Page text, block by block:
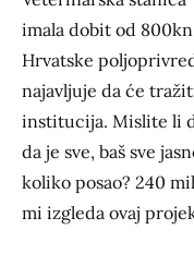
imala dobit od
Hrvatske
najavljuje da će
institucija. Mislite li
da je sve, baš sve
koliko posao? 240
mi izgleda ovaj